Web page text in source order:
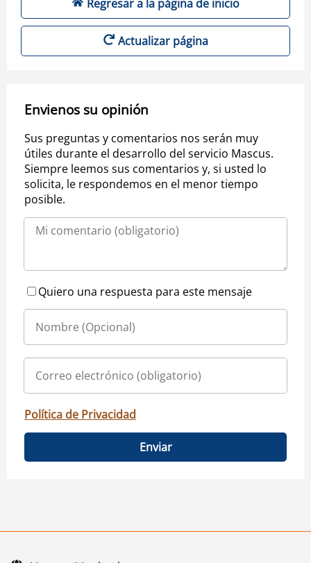
Regresar a la página de inicio
Actualizar página
Envienos su opinión
Sus preguntas y comentarios nos serán muy
útiles durante el desarrollo del servicio Mascus.
Siempre leemos sus comentarios y, si usted lo
solicita, le respondemos en el menor tiempo
posible.
Quiero una respuesta para este mensaje
Política de Privacidad
Enviar